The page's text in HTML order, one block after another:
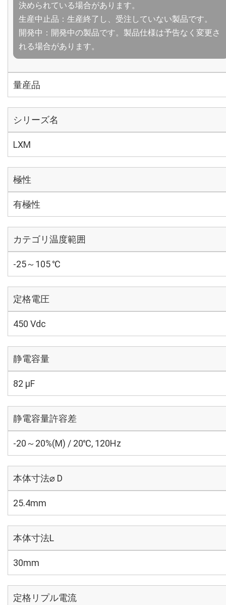
決められている場合があります。
生産中止品：生産終了し、受注していない製品です。
開発中：開発中の製品です。製品仕様は予告なく変更さ
れる場合があります。
量産品
シリーズ名
LXM
極性
有極性
カテゴリ温度範囲
-25～105 ℃
定格電圧
450 Vdc
静電容量
82 µF
静電容量許容差
-20～20%(M) / 20℃, 120Hz
本体寸法⌀ D
25.4mm
本体寸法L
30mm
定格リプル電流